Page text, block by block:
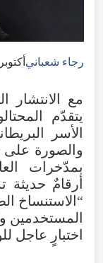
رجاء شعباني أكتوبر 24, 2025
مع الانتشار
يتقدّم
الأسر
والصورة
بمدّخرات
أرقامٌ
“الاستنساخ
المستخدمين
اختبارٍ عاجل